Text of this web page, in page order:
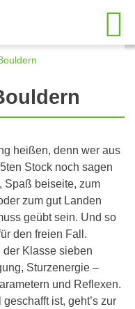
heißen, denn wer aus
Stock noch sagen
Spaß beiseite, zum
zum gut Landen
geübt sein. Und so
den freien Fall.
Klasse sieben
Sturzenergie –
und Reflexen.
ist, geht’s zur